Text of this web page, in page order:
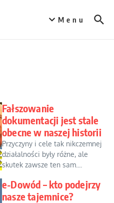
Menu
Fałszowanie
dokumentacji jest stale
obecne w naszej historii
Przyczyny i cele tak nikczemnej
działalności były różne, ale
skutek zawsze ten sam....
e-Dowód – kto podejrzy
nasze tajemnice?